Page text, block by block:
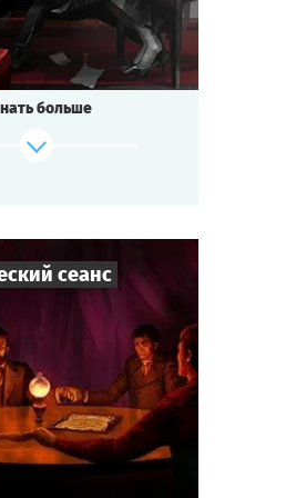
Смотреть сценарий
больше
сеанс
1-2 ч.
Детектив
Мини-квестория